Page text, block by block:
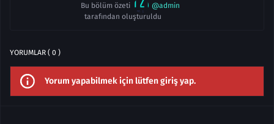
Bu bölüm özeti
@admin
tarafından oluşturuldu
YORUMLAR ( 0 )
Yorum yapabilmek için lütfen giriş yap.